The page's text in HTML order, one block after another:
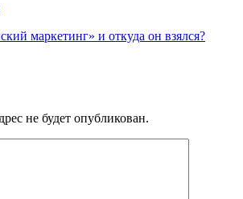
маркетинг» и откуда он взялся?
не будет опубликован.